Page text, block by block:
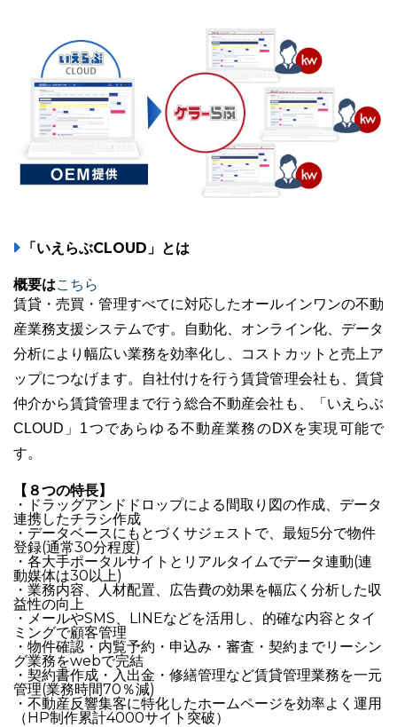
「いえらぶCLOUD」とは
概要はこちら
賃貸・売買・管理すべてに対応したオールインワンの不動
産業務支援システムです。自動化、オンライン化、データ
分析により幅広い業務を効率化し、コストカットと売上ア
ップにつなげます。自社付けを行う賃貸管理会社も、賃貸
仲介から賃貸管理まで行う総合不動産会社も、「いえらぶ
CLOUD」1つであらゆる不動産業務のDXを実現可能で
す。
【８つの特長】
・ドラッグアンドドロップによる間取り図の作成、データ
連携したチラシ作成
・データベースにもとづくサジェストで、最短5分で物件
登録(通常30分程度)
・各大手ポータルサイトとリアルタイムでデータ連動(連
動媒体は30以上)
・業務内容、人材配置、広告費の効果を幅広く分析した収
益性の向上
・メールやSMS、LINEなどを活用し、的確な内容とタイ
ミングで顧客管理
・物件確認・内覧予約・申込み・審査・契約までリーシン
グ業務をwebで完結
・契約書作成・入出金・修繕管理など賃貸管理業務を一元
管理(業務時間70％減)
・不動産反響集客に特化したホームページを効率よく運用
（HP制作累計4000サイト突破）